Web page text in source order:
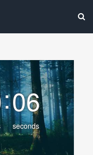
:07
seconds